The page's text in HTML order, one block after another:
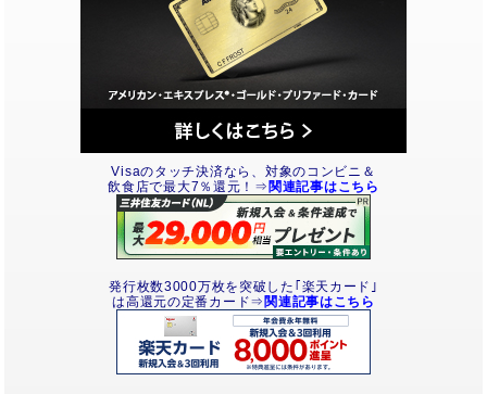
Visaのタッチ決済なら、対象のコンビニ＆
飲食店で最大7％還元！⇒ 関連記事はこちら
発行枚数3000万枚を突破した｢楽天カード｣
は高還元の定番カード⇒ 関連記事はこちら